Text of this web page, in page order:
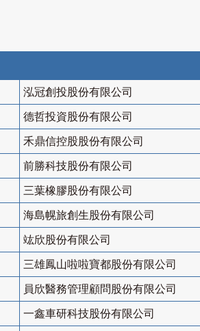
泓冠創投股份有限公司
德哲投資股份有限公司
禾鼎信控股股份有限公司
前勝科技股份有限公司
三葉橡膠股份有限公司
海島幌旅創生股份有限公司
竑欣股份有限公司
三雄鳳山啦啦寶都股份有限公司
員欣醫務管理顧問股份有限公司
一鑫車研科技股份有限公司